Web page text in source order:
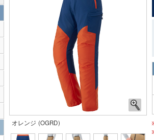
オレンジ (OGRD)